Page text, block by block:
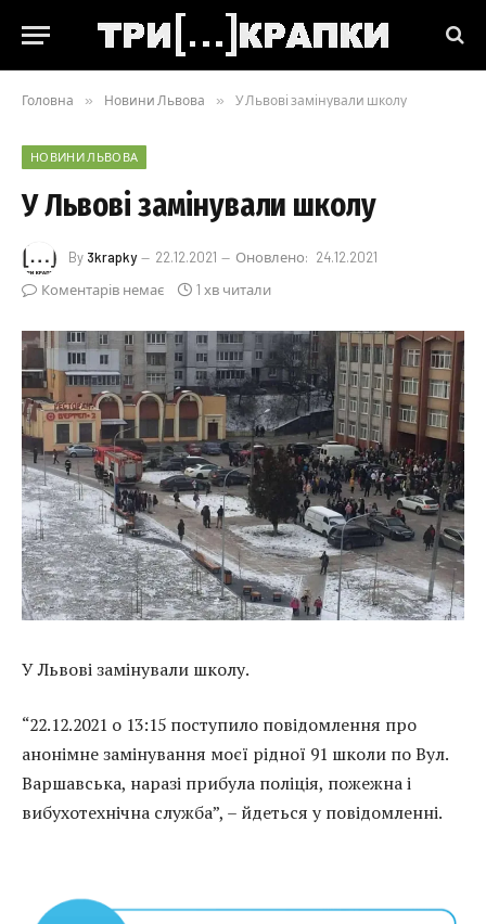
Головна » Новини Львова » У Львові замінували школу
НОВИНИ ЛЬВОВА
У Львові замінували школу
By 3krapky 22.12.2021 Оновлено: 24.12.2021
Коментарів немає
1 хв читали
У Львові замінували школу.
“22.12.2021 о 13:15 поступило повідомлення про
анонімне замінування моєї рідної 91 школи по Вул.
Варшавська, наразі прибула поліція, пожежна і
вибухотехнічна служба”, – йдеться у повідомленні.